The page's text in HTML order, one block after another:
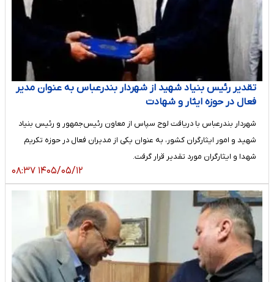
تقدیر رئیس بنیاد شهید از شهردار بندرعباس به عنوان مدیر
فعال در حوزه ایثار و شهادت
شهردار بندرعباس با دریافت لوح سپاس از معاون رئیس‌جمهور و رئیس بنیاد
شهید و امور ایثارگران کشور، به عنوان یکی از مدیران فعال در حوزه تکریم
شهدا و ایثارگران مورد تقدیر قرار گرفت.
۱۴۰۵/۰۵/۱۲ ۰۸:۳۷